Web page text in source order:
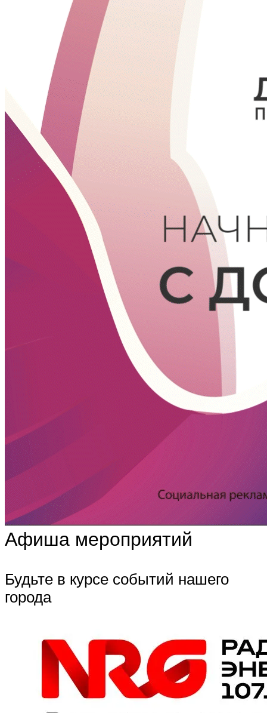
Афиша мероприятий
Будьте в курсе событий нашего
города